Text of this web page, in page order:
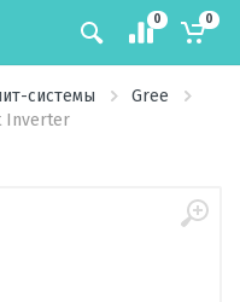
0 0
системы
Gree
Inverter